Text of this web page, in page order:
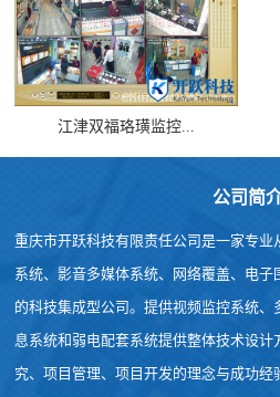
江津双福珞璜监控...
公司简
重庆市开跃科技有限责任公司是一家专
系统、影音多媒体系统、网络覆盖、电
的科技集成型公司。提供视频监控系统
息系统和弱电配套系统提供整体技术设
究、项目管理、项目开发的理念与成功